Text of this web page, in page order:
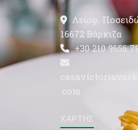
Λεωφ.
16672 Βάρκιζα
+30 210 9656
.com
ΧΑΡΤΗΣ